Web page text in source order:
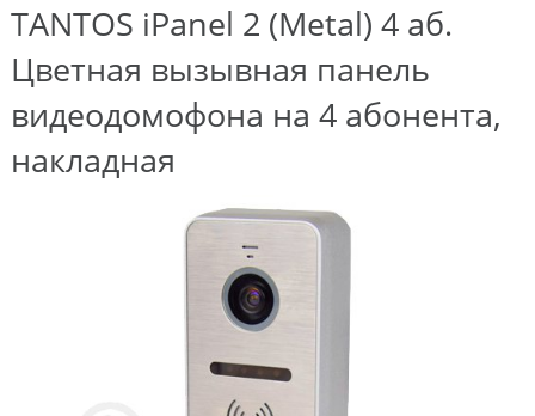
TANTOS iPanel 2 (Metal) 4 аб.
Цветная вызывная панель
видеодомофона на 4 абонента,
накладная